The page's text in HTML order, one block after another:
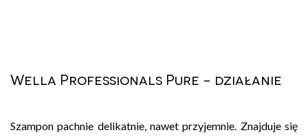
Wella Professionals Pure - działanie
Szampon pachnie delikatnie, nawet przyjemnie. Znajduje się